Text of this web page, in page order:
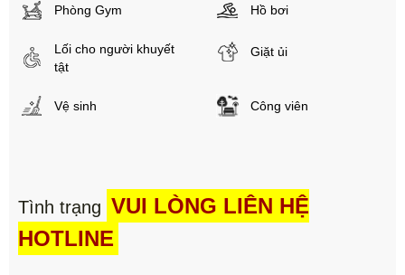
Phòng Gym Hồ bơi
Lối cho người khuyết
tật
Giặt ủi
Vệ sinh Công viên
Tình trạng VUI LÒNG LIÊN HỆ
HOTLINE